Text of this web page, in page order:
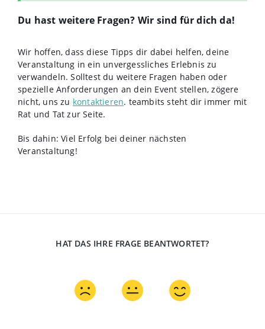
Du hast weitere Fragen? Wir sind für dich da!
Wir hoffen, dass diese Tipps dir dabei helfen, deine
Veranstaltung in ein unvergessliches Erlebnis zu
verwandeln. Solltest du weitere Fragen haben oder
spezielle Anforderungen an dein Event stellen, zögere
nicht, uns zu kontaktieren. teambits steht dir immer mit
Rat und Tat zur Seite.
Bis dahin: Viel Erfolg bei deiner nächsten
Veranstaltung!
HAT DAS IHRE FRAGE BEANTWORTET?